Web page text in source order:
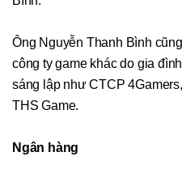
Ông Nguyễn Thanh Bình
công ty game khác do gia
sáng lập như CTCP
THS Game.
Ngân hàng